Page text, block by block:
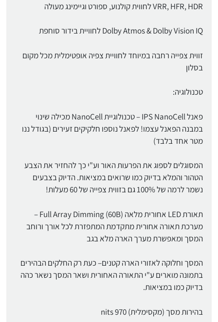
VRR, HFR, HDR לחווית קולנוע, ספורט וגיימינג מעולה
Dolby Atmos & Dolby Vision IQ לחוויית בידור סוחפת
זווית צפייה רחבה במיוחד לחוויית צפיה אופטימלית מכל מקום
בסלון
טכנולוגיה:
פאנל IPS NanoCell – טכנולוגיית NanoCell מכילה שינוי
במבנה הפאנל עצמו! לפאנל נוספו חלקיקים זעירים (בגודל ננו
מטר אחד בלבד)
המסוגלים לספוג את הפרעות האור וע"י כך להחזיר את הצבע
הטהור והמלא בדיוק כמו שרואים במציאות. הדיוק בצבעים
נשמר לרמה של 100% גם בזווית צפייה של 60 מעלות!
תאורת LED אחורית מלאה Full Array Dimming (60B) –
מערכת תאורה אחורית מתקדמת המתפזרת לכל אורך ורוחב
המסך ומאפשרת מערך הארה מלא בגב
המסך וחלוקה לאזורי הארה קטנים– כעת רק החלקים הבהירים
בתמונה מוארים ע"י התאורה האחורית ושאר המסך נשאר כהה
בדיוק כמו במציאות.
בהירות מסך (מקסימלית) nits 970